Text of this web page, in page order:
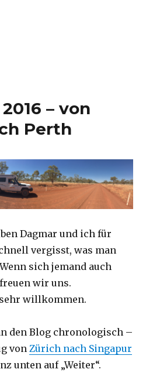
– von
Perth
Dagmar und ich für
vergisst, was man
sich jemand auch
wir uns.
willkommen.
den Blog chronologisch –
vonZürich nach Singapur
unten auf „Weiter“.